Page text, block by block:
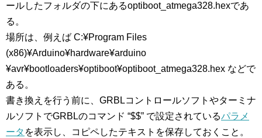
ールしたフォルダの下にあるoptiboot_atmega328.hexであ
る。
場所は、例えば C:¥Program Files
(x86)¥Arduino¥hardware¥arduino
¥avr¥bootloaders¥optiboot¥optiboot_atmega328.hex などで
ある。
書き換えを行う前に、GRBLコントロールソフトやターミナ
ルソフトでGRBLのコマンド “$$” で設定されているパラメ
ータ を表示し、コピペしたテキストを保存しておくこと。